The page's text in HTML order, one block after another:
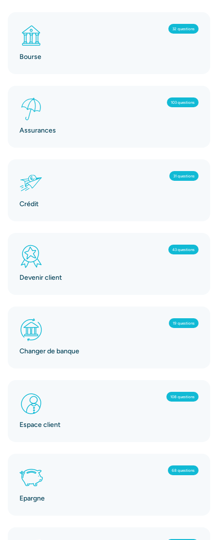
32 questions
Bourse
103 questions
Assurances
31 questions
Crédit
43 questions
Devenir client
19 questions
Changer de banque
108 questions
Espace client
68 questions
Epargne